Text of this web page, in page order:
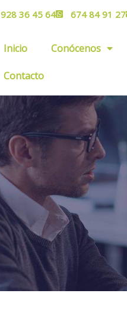
928 36 45 64 674 84 91 27
Inicio Conócenos
Contacto